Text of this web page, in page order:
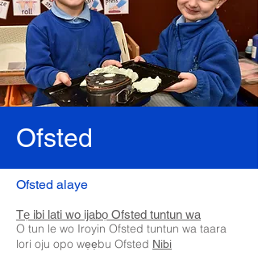
Ofsted
Ofsted alaye
Tẹ ibi lati wo ijabọ Ofsted tuntun wa
O tun le wo Iroyin Ofsted tuntun wa taara
lori oju opo wẹẹbu Ofsted Nibi